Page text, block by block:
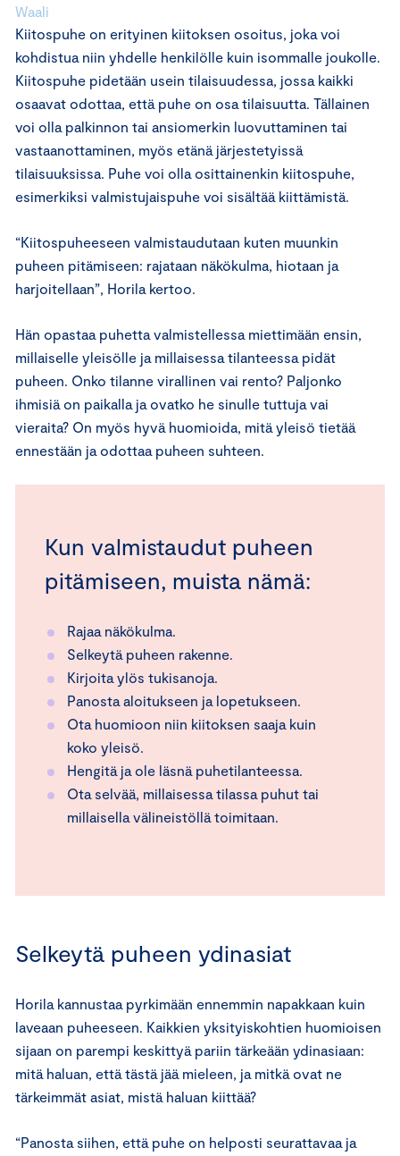
Waali
Kiitospuhe on erityinen kiitoksen osoitus, joka voi
kohdistua niin yhdelle henkilölle kuin isommalle joukolle.
Kiitospuhe pidetään usein tilaisuudessa, jossa kaikki
osaavat odottaa, että puhe on osa tilaisuutta. Tällainen
voi olla palkinnon tai ansiomerkin luovuttaminen tai
vastaanottaminen, myös etänä järjestetyissä
tilaisuuksissa. Puhe voi olla osittainenkin kiitospuhe,
esimerkiksi valmistujaispuhe voi sisältää kiittämistä.
“Kiitospuheeseen valmistaudutaan kuten muunkin
puheen pitämiseen: rajataan näkökulma, hiotaan ja
harjoitellaan”, Horila kertoo.
Hän opastaa puhetta valmistellessa miettimään ensin,
millaiselle yleisölle ja millaisessa tilanteessa pidät
puheen. Onko tilanne virallinen vai rento? Paljonko
ihmisiä on paikalla ja ovatko he sinulle tuttuja vai
vieraita? On myös hyvä huomioida, mitä yleisö tietää
ennestään ja odottaa puheen suhteen.
Kun valmistaudut puheen
pitämiseen, muista nämä:
Rajaa näkökulma.
Selkeytä puheen rakenne.
Kirjoita ylös tukisanoja.
Panosta aloitukseen ja lopetukseen.
Ota huomioon niin kiitoksen saaja kuin
koko yleisö.
Hengitä ja ole läsnä puhetilanteessa.
Ota selvää, millaisessa tilassa puhut tai
millaisella välineistöllä toimitaan.
Selkeytä puheen ydinasiat
Horila kannustaa pyrkimään ennemmin napakkaan kuin
laveaan puheeseen. Kaikkien yksityiskohtien huomioisen
sijaan on parempi keskittyä pariin tärkeään ydinasiaan:
mitä haluan, että tästä jää mieleen, ja mitkä ovat ne
tärkeimmät asiat, mistä haluan kiittää?
“Panosta siihen, että puhe on helposti seurattavaa ja